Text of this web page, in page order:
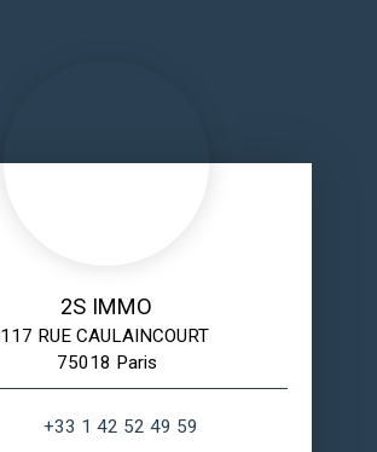
2S IMMO
117 RUE CAULAINCOURT
75018 Paris
+33 1 42 52 49 59